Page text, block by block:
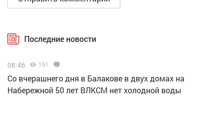
Последние новости
08:46 161
Со вчерашнего дня в Балакове в двух домах на
Набережной 50 лет ВЛКСМ нет холодной воды